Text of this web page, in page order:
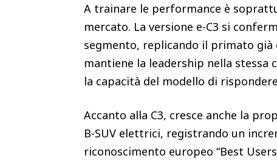
A trainare le performance è
mercato. La versione e-C3 si
segmento, replicando il primato
mantiene la leadership nella stessa
la capacità del modello di
Accanto alla C3, cresce anche la
B-SUV elettrici, registrando un
riconoscimento europeo “Best